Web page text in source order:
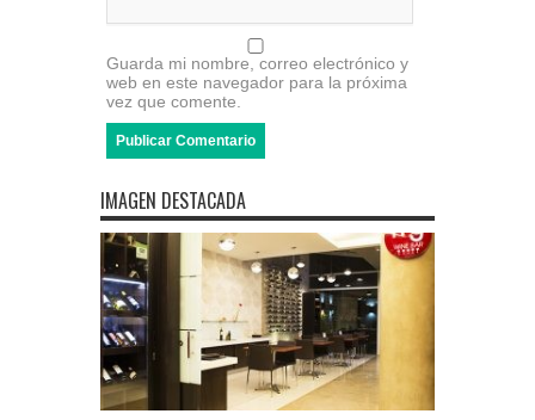
Guarda mi nombre, correo electrónico y
web en este navegador para la próxima
vez que comente.
IMAGEN DESTACADA